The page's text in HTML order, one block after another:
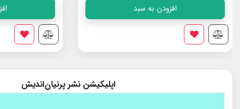
افزودن به سبد
اپلیکیشن نشر پرنیان‌اندیش